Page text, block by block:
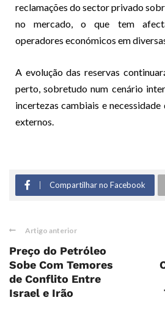
reclamações do sector privado
no mercado, o que tem
operadores económicos em
A evolução das reservas
perto, sobretudo num cenário
incertezas cambiais e necessidade
externos.
Compartilhar no Facebook
Artigo anterior
Preço do Petróleo
Sobe Com Temores
de Conflito Entre
Israel e Irão